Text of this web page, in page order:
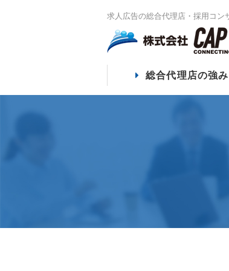
求人広告の総合代理店・採用コン
総合代理店の強み